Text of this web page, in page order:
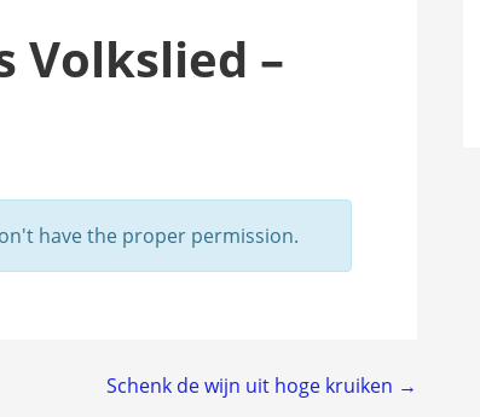
Volkslied –
have the proper permission.
Schenk de wijn uit hoge kruiken →